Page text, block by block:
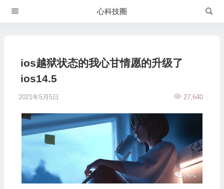
心科技圈
ios越狱状态的我心甘情愿的升级了
ios14.5
2021年5月5日 27,640